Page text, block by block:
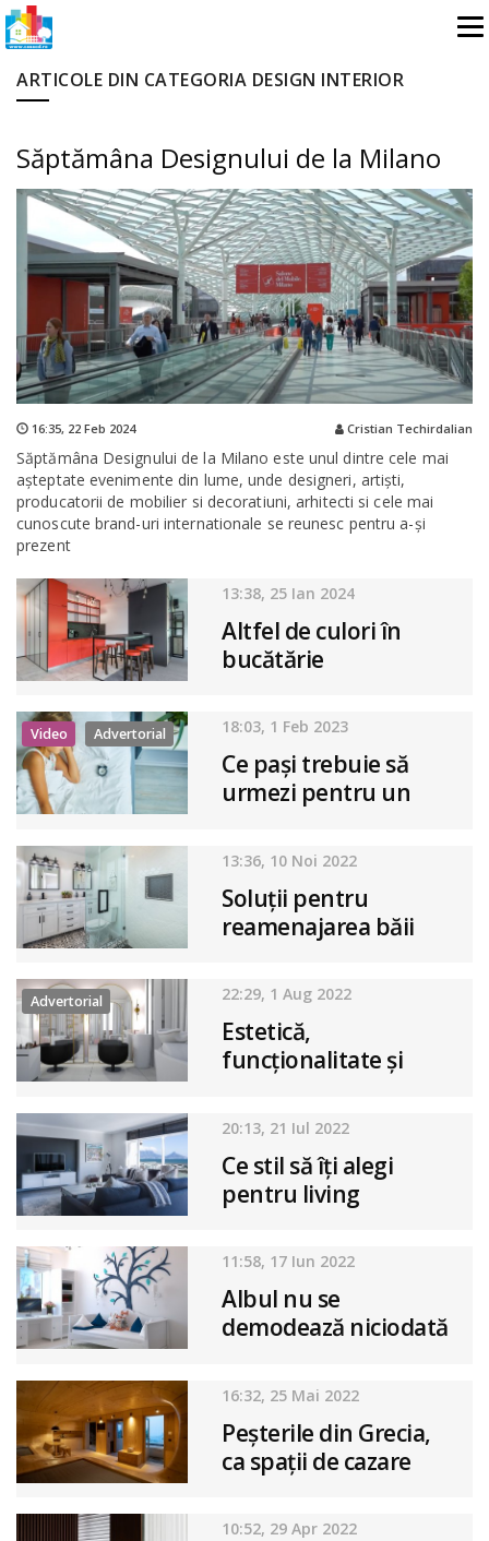
ARTICOLE DIN CATEGORIA DESIGN INTERIOR
Săptămâna Designului de la Milano
16:35, 22 Feb 2024 Cristian Techirdalian
Săptămâna Designului de la Milano este unul dintre cele mai
așteptate evenimente din lume, unde designeri, artiști,
producatorii de mobilier si decoratiuni, arhitecti si cele mai
cunoscute brand-uri internationale se reunesc pentru a-și
prezent
13:38, 25 Ian 2024
Altfel de culori în
bucătărie
Video Advertorial 18:03, 1 Feb 2023
Ce pași trebuie să
urmezi pentru un
13:36, 10 Noi 2022
Soluții pentru
reamenajarea băii
Advertorial 22:29, 1 Aug 2022
Estetică,
funcționalitate și
saloanelor de
frumusețe
20:13, 21 Iul 2022
Ce stil să îți alegi
pentru living
11:58, 17 Iun 2022
Albul nu se
demodează niciodată
16:32, 25 Mai 2022
Peșterile din Grecia,
ca spații de cazare
10:52, 29 Apr 2022